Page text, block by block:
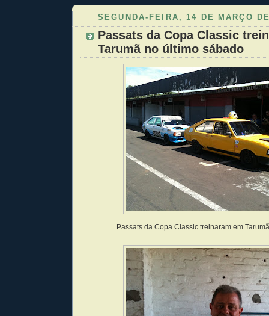
SEGUNDA-FEIRA, 14 DE MARÇO
Passats da Copa Classic
Tarumã no último sábado
Passats da Copa Classic treinaram em